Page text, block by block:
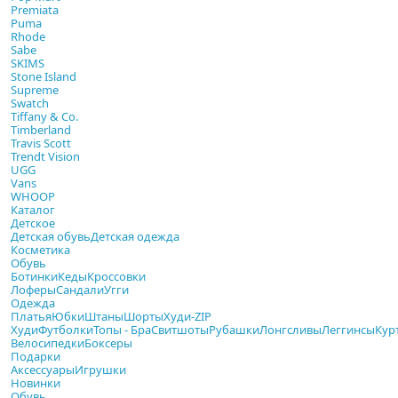
Premiata
Puma
Rhode
Sabe
SKIMS
Stone Island
Supreme
Swatch
Tiffany & Co.
Timberland
Travis Scott
Trendt Vision
UGG
Vans
WHOOP
Каталог
Детское
Детская обувьДетская одежда
Косметика
Обувь
БотинкиКедыКроссовки
ЛоферыСандалиУгги
Одежда
ПлатьяЮбкиШтаныШортыХуди-ZIP
ХудиФутболкиТопы - БраСвитшотыРубашкиЛонгсливыЛеггинсы
ВелосипедкиБоксеры
Подарки
АксессуарыИгрушки
Новинки